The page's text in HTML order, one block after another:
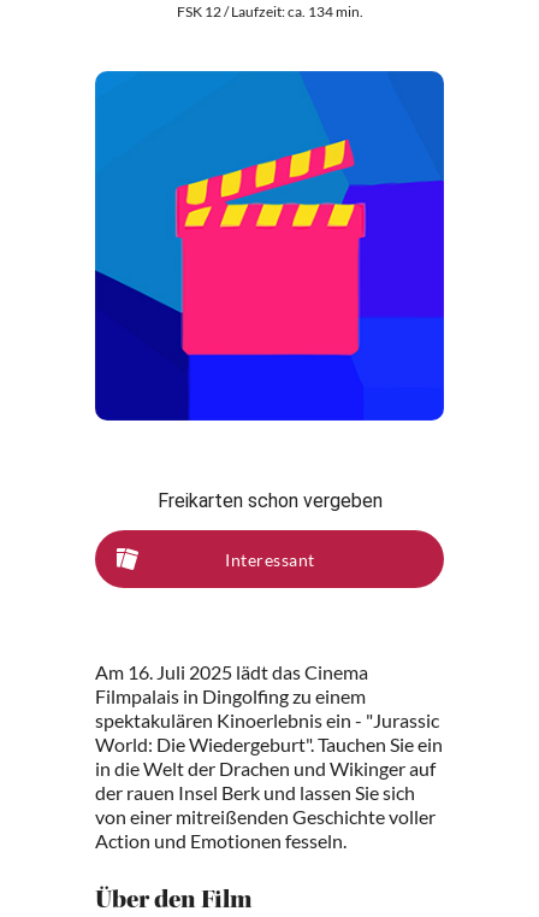
FSK 12 / Laufzeit: ca. 134 min.
Freikarten schon vergeben
Interessant
Am 16. Juli 2025 lädt das Cinema
Filmpalais in Dingolfing zu einem
spektakulären Kinoerlebnis ein - "Jurassic
World: Die Wiedergeburt". Tauchen Sie ein
in die Welt der Drachen und Wikinger auf
der rauen Insel Berk und lassen Sie sich
von einer mitreißenden Geschichte voller
Action und Emotionen fesseln.
Über den Film